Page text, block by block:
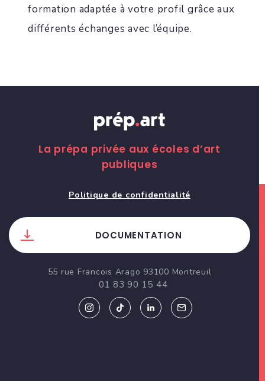
formation adaptée à votre profil grâce aux
différents échanges avec l’équipe.
La prépa privée aux écoles d’art
publiques
Politique de confidentialité
DOCUMENTATION
55 rue Francois Arago 93100 Montreuil
01 83 90 15 44